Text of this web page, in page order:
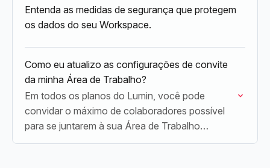
Entenda as medidas de segurança que protegem
os dados do seu Workspace.
Como eu atualizo as configurações de convite
da minha Área de Trabalho?
Em todos os planos do Lumin, você pode
convidar o máximo de colaboradores possível
para se juntarem à sua Área de Trabalho
seguindo apenas estes passos.